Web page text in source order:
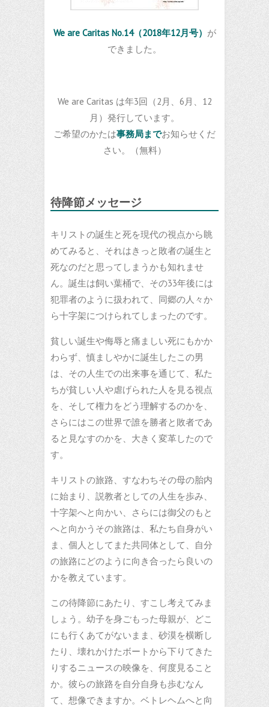
We are Caritas No.14（2018年12月号） が
できました。
We are Caritas は年3回（2月、6月、12
月）発行しています。
ご希望のかたは事務局までお知らせくだ
さい。（無料）
待降節メッセージ
キリストの誕生と死を現代の視点から眺
めてみると、それはきっと敗者の誕生と
死なのだと思ってしまうかも知れませ
ん。誕生は飼い葉桶で、その33年後には
犯罪者のように扱われて、同郷の人々か
ら十字架につけられてしまったのです。
貧しい誕生や侮辱と痛ましい死にもかか
わらず、慎ましやかに誕生したこの男
は、その人生での出来事を通じて、私た
ちが貧しい人や虐げられた人を見る視点
を、そして権力をどう理解するのかを、
さらにはこの世界で誰を勝者と敗者であ
ると見なすのかを、大きく変革したので
す。
キリストの旅路、すなわちその母の胎内
に始まり、説教者としての人生を歩み、
十字架へと向かい、さらには御父のもと
へと向かうその旅路は、私たち自身がい
ま、個人としてまた共同体として、自分
の旅路にどのように向き合ったら良いの
かを教えています。
この待降節にあたり、すこし考えてみま
しょう。幼子を身ごもった母親が、どこ
にも行くあてがないまま、砂漠を横断し
たり、壊れかけたボートから下りてきた
りするニュースの映像を、何度見ること
か。彼らの旅路を自分自身も歩むなん
て、想像できますか。ベトレヘムへと向